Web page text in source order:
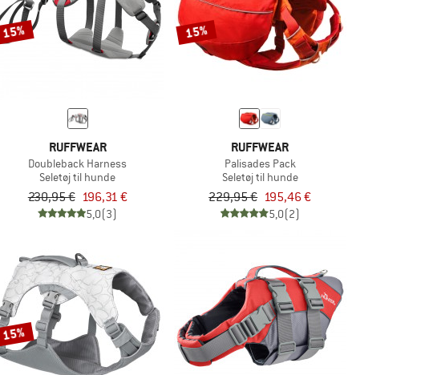
15%
RUFFWEAR
Doubleback Harness
Seletøj til hunde
230,95 € 196,31 €
5,0(3)
15%
RUFFWEAR
Palisades Pack
Seletøj til hunde
229,95 € 195,46 €
5,0(2)
15%